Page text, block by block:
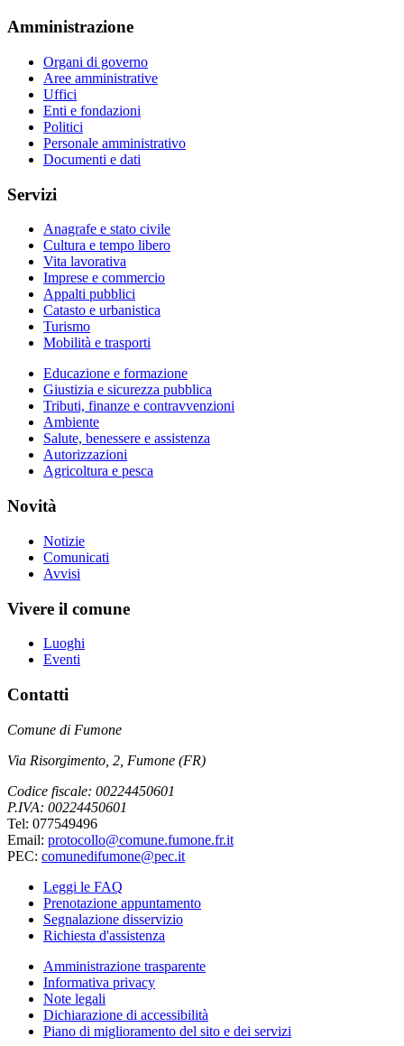
Amministrazione
Organi di governo
Aree amministrative
Uffici
Enti e fondazioni
Politici
Personale amministrativo
Documenti e dati
Servizi
Anagrafe e stato civile
Cultura e tempo libero
Vita lavorativa
Imprese e commercio
Appalti pubblici
Catasto e urbanistica
Turismo
Mobilità e trasporti
Educazione e formazione
Giustizia e sicurezza pubblica
Tributi, finanze e contravvenzioni
Ambiente
Salute, benessere e assistenza
Autorizzazioni
Agricoltura e pesca
Novità
Notizie
Comunicati
Avvisi
Vivere il comune
Luoghi
Eventi
Contatti
Comune di Fumone
Via Risorgimento, 2, Fumone (FR)
Codice fiscale: 00224450601
P.IVA: 00224450601
Tel: 077549496
Email: protocollo@comune.fumone.fr.it
PEC: comunedifumone@pec.it
Leggi le FAQ
Prenotazione appuntamento
Segnalazione disservizio
Richiesta d'assistenza
Amministrazione trasparente
Informativa privacy
Note legali
Dichiarazione di accessibilità
Piano di miglioramento del sito e dei servizi